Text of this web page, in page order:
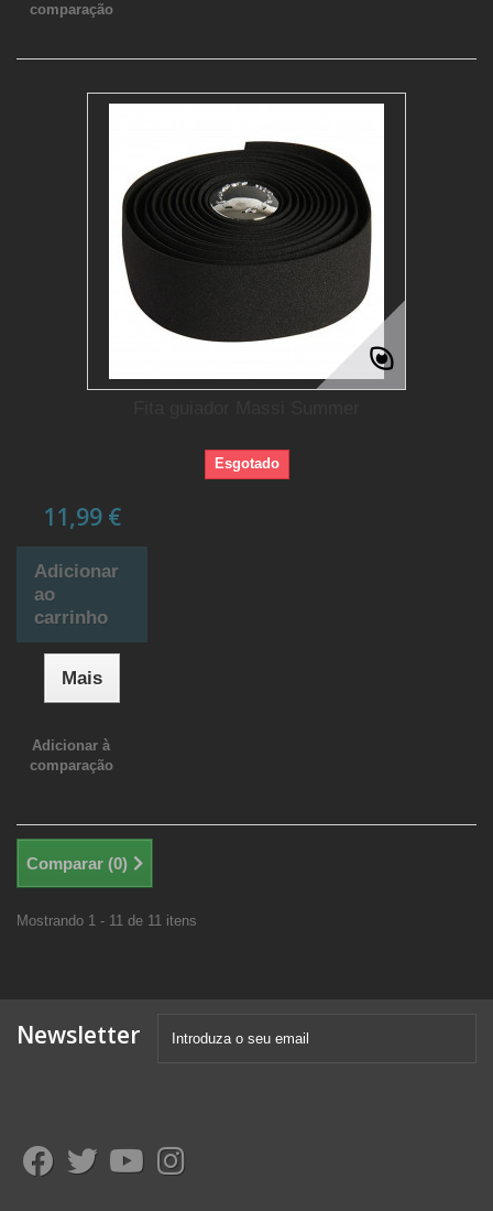
comparação
Esgotado
11,99 €
Adicionar
ao
carrinho
Mais
Adicionar à
comparação
Comparar (0)
Mostrando 1 - 11 de 11 itens
Newsletter